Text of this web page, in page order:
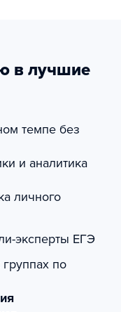
в лучшие
темпе без
и аналитика
личного
эксперты ЕГЭ
по